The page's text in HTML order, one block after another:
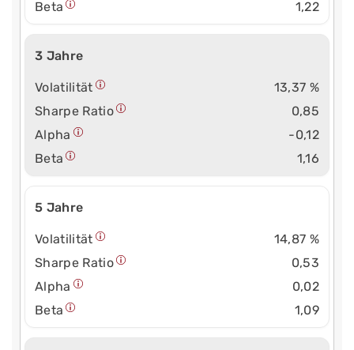
Beta
1,22
3 Jahre
Volatilität
13,37 %
Sharpe Ratio
0,85
Alpha
-0,12
Beta
1,16
5 Jahre
Volatilität
14,87 %
Sharpe Ratio
0,53
Alpha
0,02
Beta
1,09